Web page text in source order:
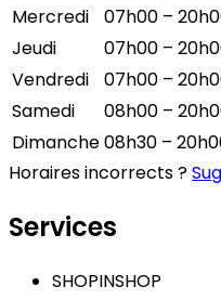
Mercredi
07h00 –
Jeudi
07h00 –
Vendredi
07h00 –
Samedi
08h00 –
Dimanche08h30 –
Horaires incorrects ?
Services
SHOPINSHOP